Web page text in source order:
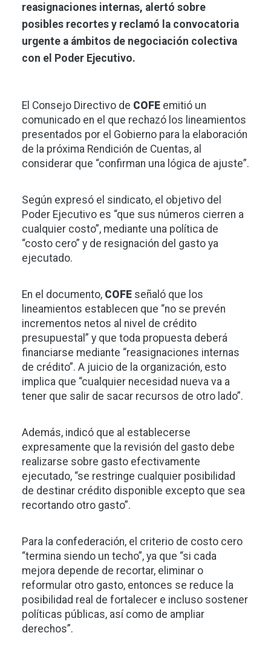
reasignaciones internas, alertó sobre
posibles recortes y reclamó la convocatoria
urgente a ámbitos de negociación colectiva
con el Poder Ejecutivo.
El Consejo Directivo de COFE emitió un
comunicado en el que rechazó los lineamientos
presentados por el Gobierno para la elaboración
de la próxima Rendición de Cuentas, al
considerar que “confirman una lógica de ajuste”.
Según expresó el sindicato, el objetivo del
Poder Ejecutivo es “que sus números cierren a
cualquier costo”, mediante una política de
“costo cero” y de resignación del gasto ya
ejecutado.
En el documento, COFE señaló que los
lineamientos establecen que “no se prevén
incrementos netos al nivel de crédito
presupuestal” y que toda propuesta deberá
financiarse mediante “reasignaciones internas
de crédito”. A juicio de la organización, esto
implica que “cualquier necesidad nueva va a
tener que salir de sacar recursos de otro lado”.
Además, indicó que al establecerse
expresamente que la revisión del gasto debe
realizarse sobre gasto efectivamente
ejecutado, “se restringe cualquier posibilidad
de destinar crédito disponible excepto que sea
recortando otro gasto”.
Para la confederación, el criterio de costo cero
“termina siendo un techo”, ya que “si cada
mejora depende de recortar, eliminar o
reformular otro gasto, entonces se reduce la
posibilidad real de fortalecer e incluso sostener
políticas públicas, así como de ampliar
derechos”.